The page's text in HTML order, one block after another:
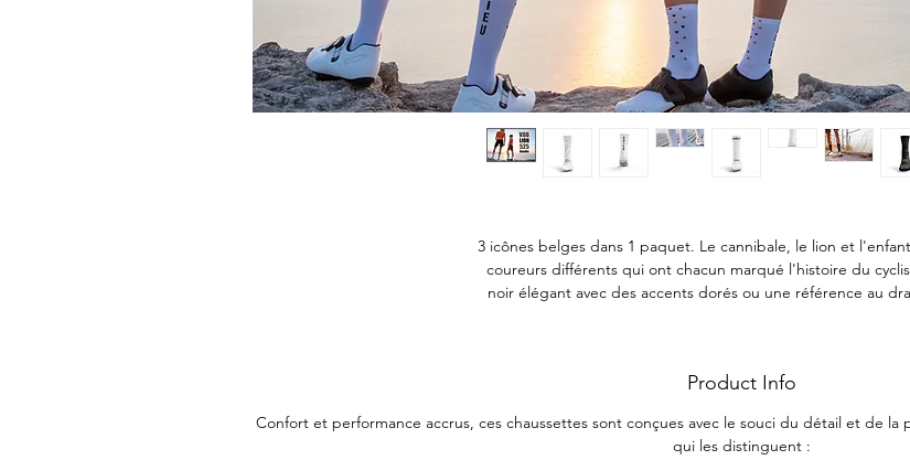
3 icônes belges dans 1 paquet. Le cannibale, le lion et
coureurs différents qui ont chacun marqué l'histoire du
noir élégant avec des accents dorés ou une référence au
Product Info
Confort et performance accrus, ces chaussettes sont conçues avec le souci du détail et de
qui les distinguent :